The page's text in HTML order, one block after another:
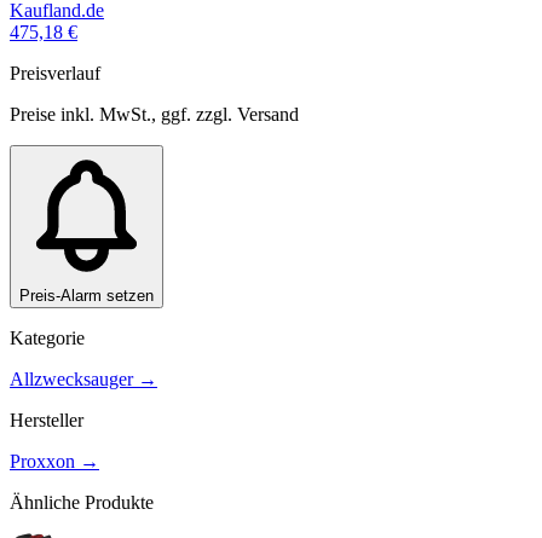
Kaufland.de
475,18 €
Preisverlauf
Preise inkl. MwSt., ggf. zzgl. Versand
Preis-Alarm setzen
Kategorie
Allzwecksauger→
Hersteller
Proxxon →
Ähnliche Produkte